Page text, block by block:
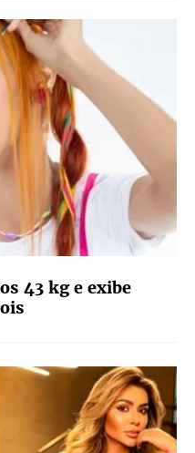
43 kg e exibe